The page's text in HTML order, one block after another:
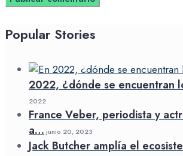
Popular Stories
2022, ¿dónde se encuentran
2022
France Veber, periodista y
a… junio 20, 2023
Jack Butcher amplía el